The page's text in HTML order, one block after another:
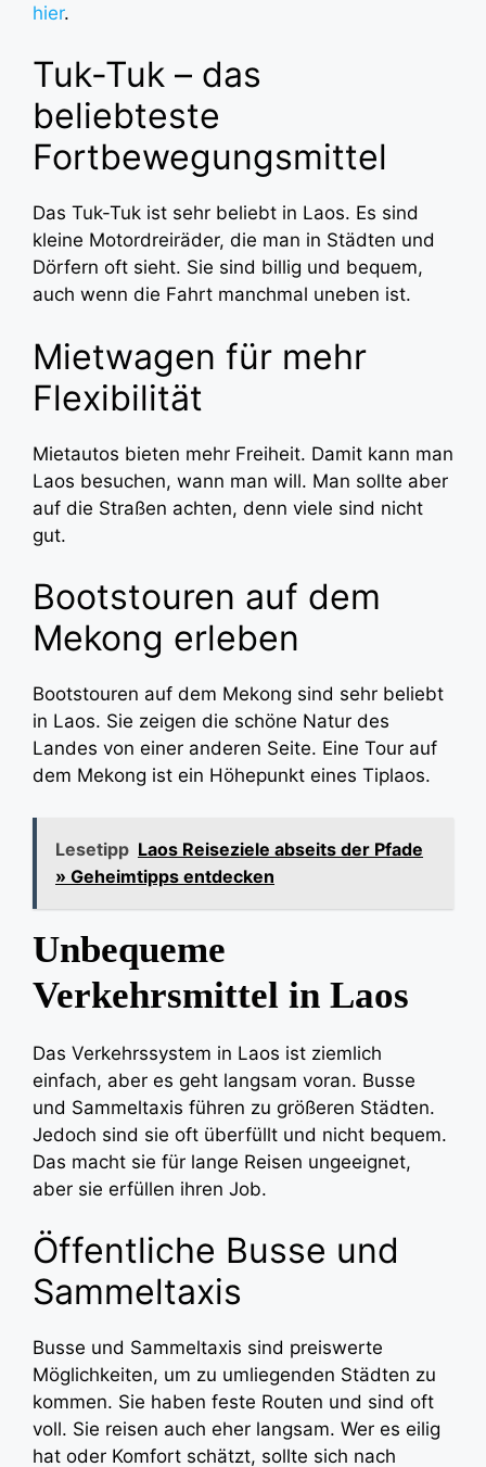
hier.
Tuk-Tuk – das
beliebteste
Fortbewegungsmittel
Das Tuk-Tuk ist sehr beliebt in Laos. Es sind
kleine Motordreiräder, die man in Städten und
Dörfern oft sieht. Sie sind billig und bequem,
auch wenn die Fahrt manchmal uneben ist.
Mietwagen für mehr
Flexibilität
Mietautos bieten mehr Freiheit. Damit kann man
Laos besuchen, wann man will. Man sollte aber
auf die Straßen achten, denn viele sind nicht
gut.
Bootstouren auf dem
Mekong erleben
Bootstouren auf dem Mekong sind sehr beliebt
in Laos. Sie zeigen die schöne Natur des
Landes von einer anderen Seite. Eine Tour auf
dem Mekong ist ein Höhepunkt eines Tiplaos.
Lesetipp Laos Reiseziele abseits der Pfade
» Geheimtipps entdecken
Unbequeme
Verkehrsmittel in Laos
Das Verkehrssystem in Laos ist ziemlich
einfach, aber es geht langsam voran. Busse
und Sammeltaxis führen zu größeren Städten.
Jedoch sind sie oft überfüllt und nicht bequem.
Das macht sie für lange Reisen ungeeignet,
aber sie erfüllen ihren Job.
Öffentliche Busse und
Sammeltaxis
Busse und Sammeltaxis sind preiswerte
Möglichkeiten, um zu umliegenden Städten zu
kommen. Sie haben feste Routen und sind oft
voll. Sie reisen auch eher langsam. Wer es eilig
hat oder Komfort schätzt, sollte sich nach